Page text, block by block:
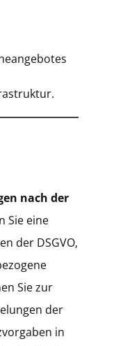
nach der
Sie eine
der DSGVO,
Sie zur
der
in